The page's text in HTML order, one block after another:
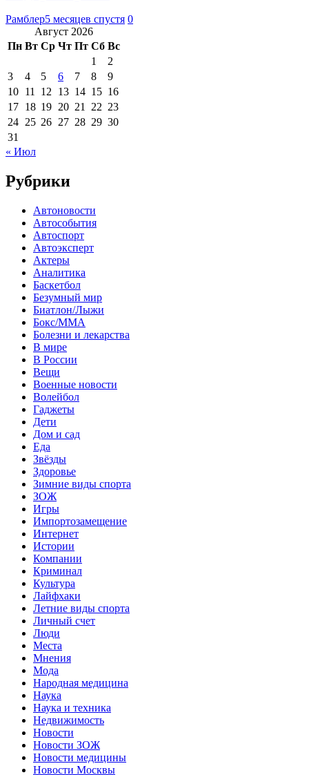
Рамблер5 месяцев спустя 0
Август 2026
Пн Вт Ср Чт Пт Сб Вс
1
2
3
4 5 6 7 8
9
10 11 12 13 14 15 16
17 18 19 20 21 22 23
24 25 26 27 28 29 30
31
« Июл
Рубрики
Автоновости
Автособытия
Автоспорт
Автоэксперт
Актеры
Аналитика
Баскетбол
Безумный мир
Биатлон/Лыжи
Бокс/MMA
Болезни и лекарства
В мире
В России
Вещи
Военные новости
Волейбол
Гаджеты
Дети
Дом и сад
Еда
Звёзды
Здоровье
Зимние виды спорта
ЗОЖ
Игры
Импортозамещение
Интернет
Истории
Компании
Криминал
Культура
Лайфхаки
Летние виды спорта
Личный счет
Люди
Места
Мнения
Мода
Народная медицина
Наука
Наука и техника
Недвижимость
Новости
Новости ЗОЖ
Новости медицины
Новости Москвы